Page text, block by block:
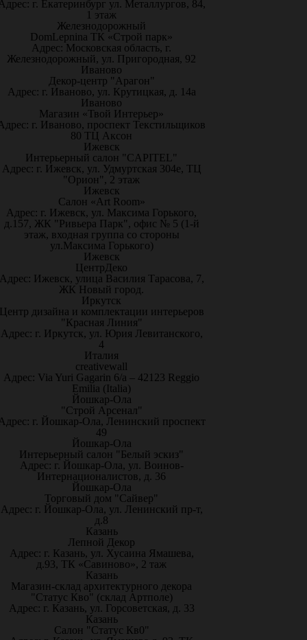
г. Екатеринбург ул. Металлургов, 84,
1 этаж
Железнодорожный
DomLepnina ТК «Строй парк»
Адрес: Московская область, г.
Железнодорожный, ул. Пригородная, 92
Иваново
Декор-центр "Арагон"
Адрес: г. Иваново, ул. Крутицкая, д. 14а
Иваново
Магазин «Твой Интерьер»
г. Иваново, проспект Текстильщиков
80 ТЦ Аксон
Ижевск
Интерьерный салон "CAPITEL"
Адрес: г. Ижевск, ул. Удмуртская 304е, ТЦ
"Орион", 2 этаж
Ижевск
Салон «Art Room»
Адрес: г. Ижевск, ул. Максима Горького,
д.157, ЖК "Ривьера Парк", офис № 5 (1-й
этаж, входная группа со стороны
ул.Максима Горького)
Ижевск
ЦентрДеко
Ижевск, улица Василия Тарасова, 7,
ЖК Новый город.
Иркутск
дизайна и комплектации интерьеров
"Красная Линия"
Адрес: г. Иркутск, ул. Юрия Левитанского,
4
Италия
creativewall
Адрес: Via Yuri Gagarin 6/a – 42123 Reggio
Emilia (Italia)
Йошкар-Ола
"Строй Арсенал"
г. Йошкар-Ола, Ленинский проспект
49
Йошкар-Ола
Интерьерный салон "Белый эскиз"
Адрес: г. Йошкар-Ола, ул. Воинов-
Интернационалистов, д. 36
Йошкар-Ола
Торговый дом "Сайвер"
Адрес: г. Йошкар-Ола, ул. Ленинский пр-т,
д.8
Казань
Лепной Декор
Адрес: г. Казань, ул. Хусаина Ямашева,
д.93, ТК «Савиново», 2 таж
Казань
Магазин-склад архитектурного декора
"Статус Кво" (склад Артполе)
Адрес: г. Казань, ул. Горсоветская, д. 33
Казань
Салон "Статус Кв0"